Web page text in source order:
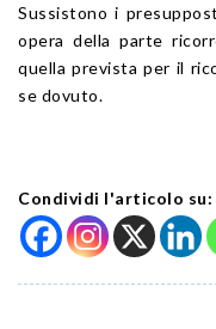
Sussistono i
opera della parte
quella prevista per il
se dovuto.
Condividi l'articolo su: